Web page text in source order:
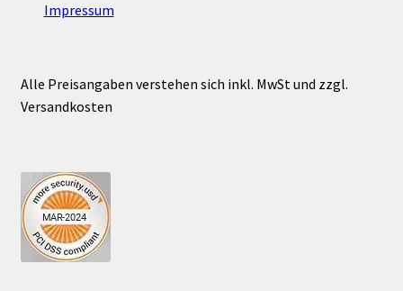
Impressum
Alle Preisangaben verstehen sich inkl. MwSt und zzgl.
Versandkosten